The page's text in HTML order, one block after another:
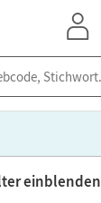
einblenden